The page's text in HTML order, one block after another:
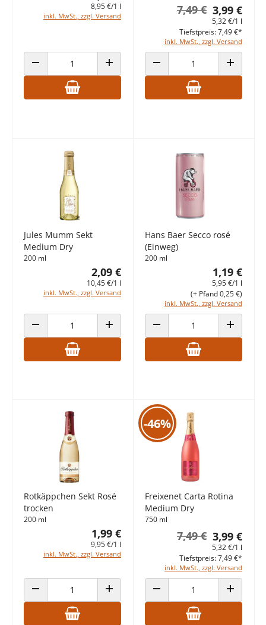
8,95 €/1 l
inkl. MwSt., zzgl. Versand
ANZAHL VERRINGERN ANZAHL ERHÖHEN
3,99 €
7,49 €
5,32 €/1 l
inkl. MwSt., zzgl. Versand
Tiefstpreis: 7,49 €*
ANZAHL VERRINGERN ANZAHL
Jules Mumm Sekt
Medium Dry
200 ml
2,09 €
10,45 €/1 l
inkl. MwSt., zzgl. Versand
ANZAHL VERRINGERN ANZAHL ERHÖHEN
Hans Baer Secco rosé
(Einweg)
200 ml
1,19 €
5,95 €/1 l
inkl. MwSt., zzgl. Versand
(+ Pfand 0,25 €)
ANZAHL VERRINGERN ANZAHL
Rotkäppchen Sekt Rosé
trocken
200 ml
1,99 €
9,95 €/1 l
inkl. MwSt., zzgl. Versand
ANZAHL VERRINGERN ANZAHL ERHÖHEN
-46%
Freixenet Carta Rotina
Medium Dry
750 ml
3,99 €
7,49 €
5,32 €/1 l
inkl. MwSt., zzgl. Versand
Tiefstpreis: 7,49 €*
ANZAHL VERRINGERN ANZAHL